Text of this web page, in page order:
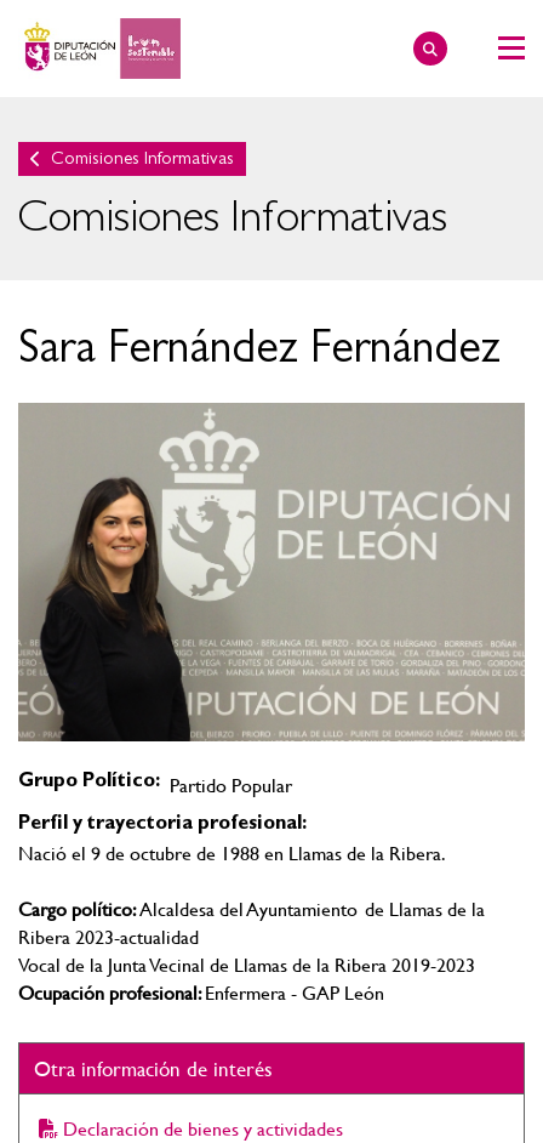
Comisiones Informativas
Comisiones Informativas
Sara Fernández Fernández
Grupo Político: Partido Popular
Perfil y trayectoria profesional:
Nació el 9 de octubre de 1988 en Llamas de la Ribera.
Cargo político:Alcaldesa del Ayuntamiento de Llamas de la
Ribera 2023-actualidad
Vocal de la Junta Vecinal de Llamas de la Ribera 2019-2023
Ocupación profesional:Enfermera - GAP León
Otra información de interés
Declaración de bienes y actividades